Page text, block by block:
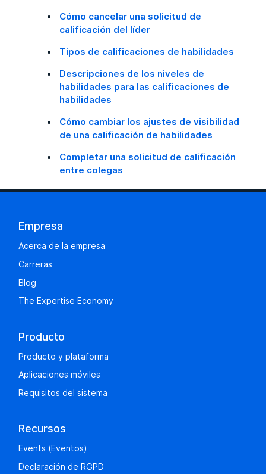
Cómo cancelar una solicitud de
calificación del líder
Tipos de calificaciones de habilidades
Descripciones de los niveles de
habilidades para las calificaciones de
habilidades
Cómo cambiar los ajustes de visibilidad
de una calificación de habilidades
Completar una solicitud de calificación
entre colegas
Empresa
Acerca de la empresa
Carreras
Blog
The Expertise Economy
Producto
Producto y plataforma
Aplicaciones móviles
Requisitos del sistema
Recursos
Events (Eventos)
Declaración de RGPD